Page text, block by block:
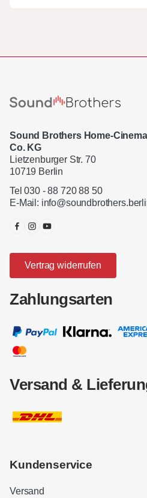
Sound Brothers Home-
Co. KG
Lietzenburger Str. 70
10719 Berlin
Tel 030 - 88 720 88 50
E-Mail:
Vertrag widerrufen
Zahlungsarten
Versand &
Kundenservice
Versand